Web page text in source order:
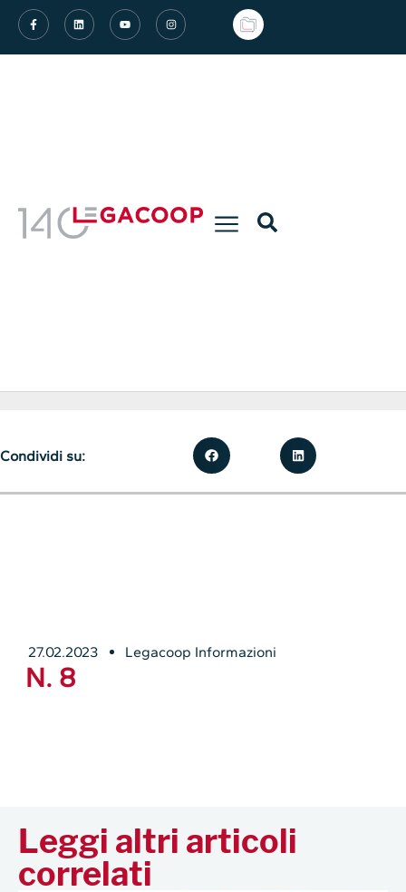
27.02.2023 Legacoop Informazioni
N. 8
Condividi su:
Leggi altri articoli
correlati